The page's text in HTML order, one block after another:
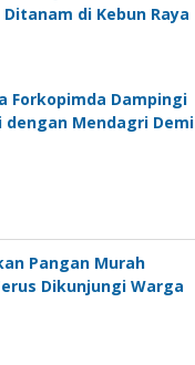
di Kebun Raya
Forkopimda Dampingi
Mendagri Demi
Pangan Murah
Dikunjungi Warga